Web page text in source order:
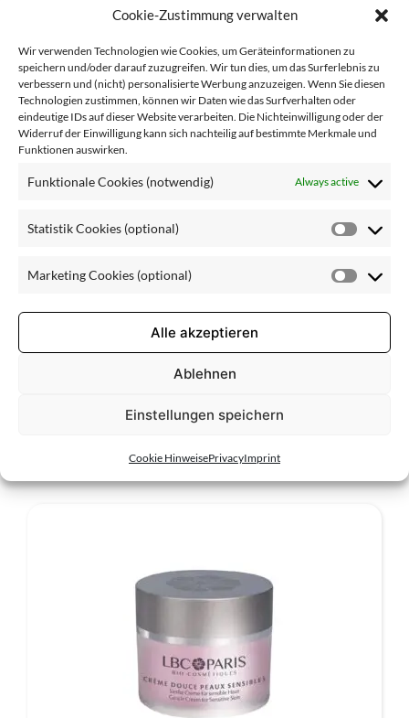
Cookie-Zustimmung verwalten
Wir verwenden Technologien wie Cookies, um Geräteinformationen zu
speichern und/oder darauf zuzugreifen. Wir tun dies, um das Surferlebnis zu
verbessern und (nicht) personalisierte Werbung anzuzeigen. Wenn Sie diesen
Technologien zustimmen, können wir Daten wie das Surfverhalten oder
eindeutige IDs auf dieser Website verarbeiten. Die Nichteinwilligung oder der
Widerruf der Einwilligung kann sich nachteilig auf bestimmte Merkmale und
Funktionen auswirken.
Funktionale Cookies (notwendig) Always active
Statistik Cookies (optional)
Marketing Cookies (optional)
Alle akzeptieren
Ablehnen
Einstellungen speichern
Cookie HinweisePrivacyImprint
No animal-derived raw materials,
No mineral oils,
No parabens
: Aqua (Water), Aloe Barbadensis Leaf Juice,
Glycerin, Sodium Hyaluronate, Butylene Glycol, Escin,
Calendula Officinalis Flower Extract, Sodium Citrate,
Phenoxyethanol, Caprylyl Glycol, Parfum (Fragrance),
Citric Acid, Potassium Hydroxide, Xanthan Gum
Related products